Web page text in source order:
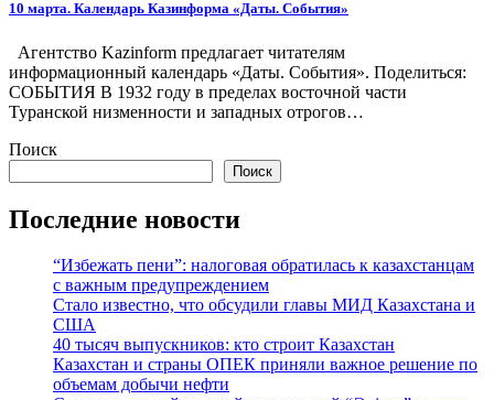
10 марта. Календарь Казинформа «Даты. События»
Агентство Kazinform предлагает читателям
информационный календарь «Даты. События». Поделиться:
СОБЫТИЯ В 1932 году в пределах восточной части
Туранской низменности и западных отрогов…
Поиск
Поиск
Последние новости
“Избежать пени”: налоговая обратилась к казахстанцам
с важным предупреждением
Стало известно, что обсудили главы МИД Казахстана и
США
40 тысяч выпускников: кто строит Казахстан
Казахстан и страны ОПЕК приняли важное решение по
объемам добычи нефти